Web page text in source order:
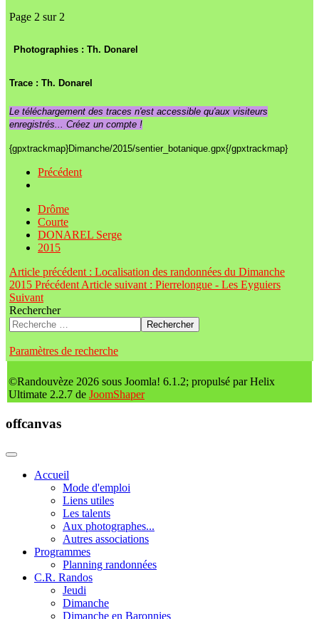
Page 2 sur 2
Photographies : Th. Donarel
Trace : Th. Donarel
Le téléchargement des traces n'est accessible qu'aux visiteurs
enregistrés... Créez un compte !
{gpxtrackmap}Dimanche/2015/sentier_botanique.gpx{/gpxtrackmap}
Précédent
Drôme
Courte
DONAREL Serge
2015
Article précédent : Localisation des randonnées du Dimanche
2015 Précédent Article suivant : Pierrelongue - Les Eyguiers
Suivant
Rechercher
Rechercher
Paramètres de recherche
©Randouvèze 2026 sous Joomla! 6.1.2; propulsé par Helix
Ultimate 2.2.7 de JoomShaper
offcanvas
Accueil
Mode d'emploi
Liens utiles
Les talents
Aux photographes...
Autres associations
Programmes
Planning randonnées
C.R. Randos
Jeudi
Dimanche
Dimanche en Baronnies